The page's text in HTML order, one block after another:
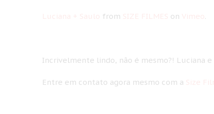
from on
Incrivelmente lindo, não é mesmo?! Luciana
Entre em contato agora mesmo com a